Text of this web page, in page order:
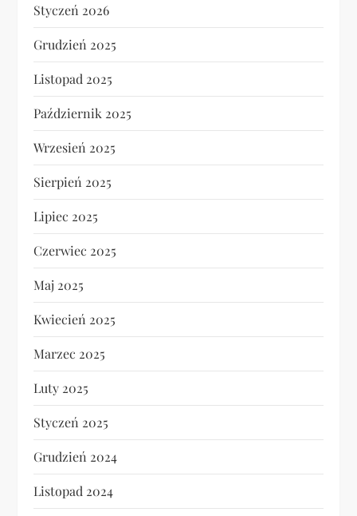
Styczeń 2026
Grudzień 2025
Listopad 2025
Październik 2025
Wrzesień 2025
Sierpień 2025
Lipiec 2025
Czerwiec 2025
Maj 2025
Kwiecień 2025
Marzec 2025
Luty 2025
Styczeń 2025
Grudzień 2024
Listopad 2024